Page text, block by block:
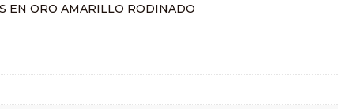
EN ORO AMARILLO RODINADO